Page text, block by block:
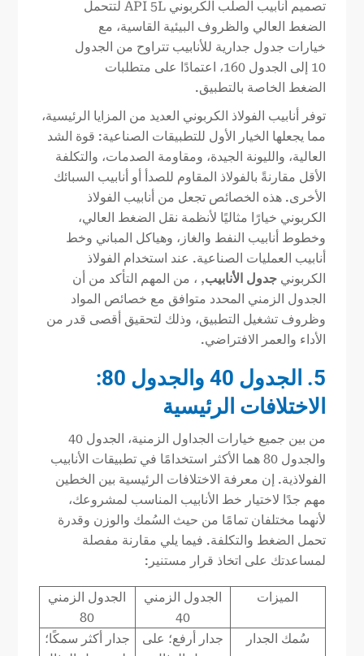
تصميم أنابيب الصلب الكربوني API 5L لتتحمل
الضغط العالي والظروف البيئية القاسية، مع
خيارات جدول جدارية للأنابيب تتراوح من الجدول
10 إلى الجدول 160، اعتمادًا على متطلبات
الضغط الخاصة بالتطبيق.
توفر أنابيب الفولاذ الكربوني العديد من المزايا الرئيسية،
مما يجعلها الخيار الأول للتطبيقات الصناعية: قوة الشد
العالية، والليونة الجيدة، ومقاومة الصدمات، والتكلفة
الأقل مقارنةً بالفولاذ المقاوم للصدأ أو أنابيب السبائك
الأخرى. هذه الخصائص تجعل من أنابيب الفولاذ
الكربوني خيارًا مثاليًا لأنظمة نقل الضغط العالي،
وخطوط أنابيب النفط والغاز، وهياكل المباني وخط
أنابيب العمليات الصناعية. عند استخدام الفولاذ
الكربونيجدول الأنابيب, ، من المهم التأكد من أن
الجدول الزمني المحدد متوافق مع خصائص المواد
وظروف تشغيل التطبيق، وذلك لتحقيق أقصى قدر من
الأداء والعمر الافتراضي.
5. الجدول 40 والجدول 80:
الاختلافات الرئيسية
من بين جميع خيارات الجداول الزمنية، الجدول 40
والجدول 80 هما الأكثر استخدامًا في تطبيقات الأنابيب
الفولاذية. إن معرفة الاختلافات الرئيسية بين الخطين
مهم جدًا لاختيار خط الأنابيب المناسب لمشروعك،
لأنهما مختلفان تمامًا من حيث السُمك والوزن وقدرة
تحمل الضغط والتكلفة. فيما يلي مقارنة مفصلة
لمساعدتك على اتخاذ قرار مستنير:
الميزات
الجدول الزمني
40
الجدول الزمني
80
سُمك الجدار
جدار أرفع؛ على
جدار أكثر سمكًا؛